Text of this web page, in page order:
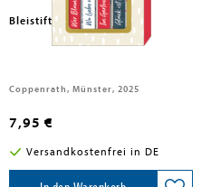
Bleistift-Set mit Sprüchen
Coppenrath, Münster, 2025
7,95 €
Versandkostenfrei in DE